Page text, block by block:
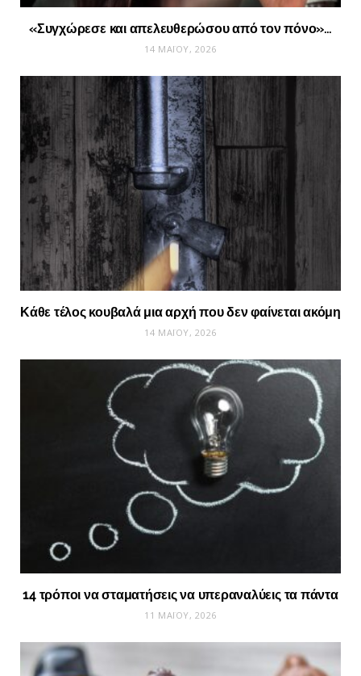
«Συγχώρεσε και απελευθερώσου από τον πόνο»…
14 ΜΑΪ́ΟΥ, 2026
Κάθε τέλος κουβαλά μια αρχή που δεν φαίνεται ακόμη
14 ΜΑΪ́ΟΥ, 2026
14 τρόποι να σταματήσεις να υπεραναλύεις τα πάντα
11 ΜΑΪ́ΟΥ, 2026